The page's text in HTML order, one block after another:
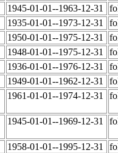
1945-01-01--1963-12-31
1935-01-01--1973-12-31
1950-01-01--1975-12-31
1948-01-01--1975-12-31
1936-01-01--1976-12-31
1949-01-01--1962-12-31
1961-01-01--1974-12-31
1945-01-01--1969-12-31
1958-01-01--1995-12-31